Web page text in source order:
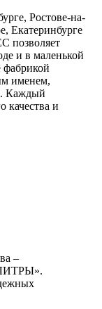
Ростове-на-
Екатеринбурге
позволяет
и в маленькой
именем,
Каждый
качества и
–